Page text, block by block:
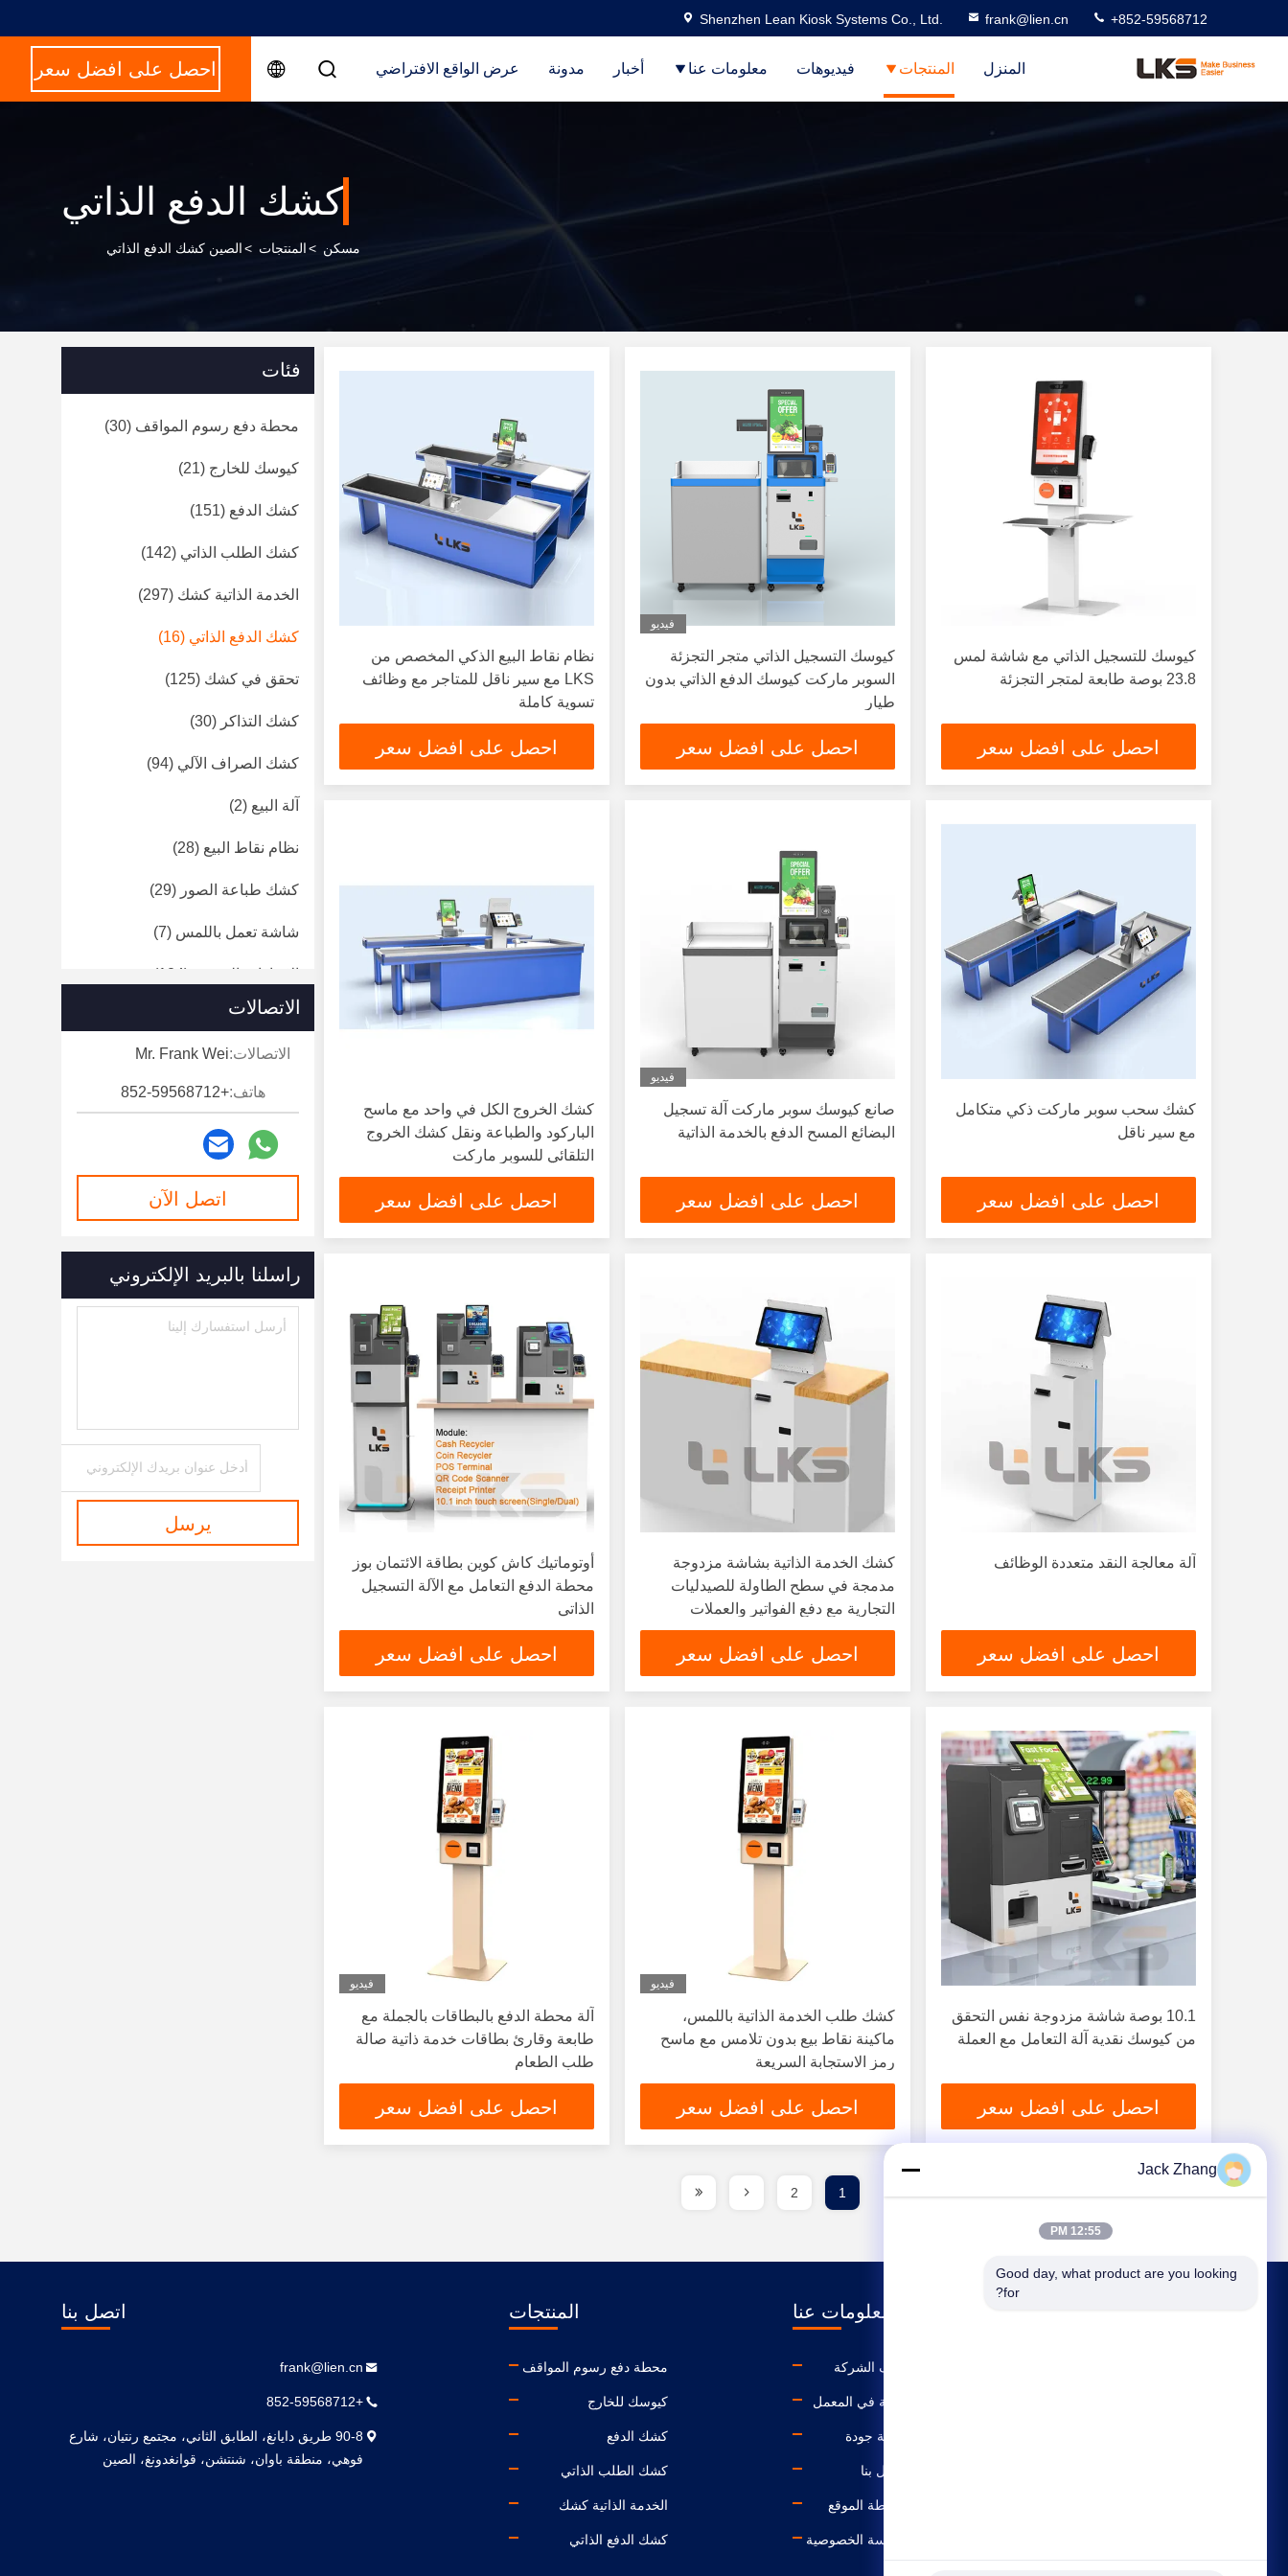
Shenzhen Lean Kiosk Systems Co., Ltd. frank@lien.cn +852-59568712
المنزل المنتجات فيديوهات معلومات عنا أخبار مدونة عرض الواقع الافتراضي احصل على افضل سعر
كشك الدفع الذاتي
مسكن >المنتجات >الصين كشك الدفع الذاتي
كيوسك للتسجيل الذاتي مع شاشة لمس
23.8 بوصة طابعة لمتجر التجزئة
احصل على افضل سعر
فيديو
كيوسك التسجيل الذاتي متجر التجزئة
السوبر ماركت كيوسك الدفع الذاتي بدون
طيار
احصل على افضل سعر
نظام نقاط البيع الذكي المخصص من
LKS مع سير ناقل للمتاجر مع وظائف
تسوية كاملة
احصل على افضل سعر
كشك سحب سوبر ماركت ذكي متكامل
مع سير ناقل
احصل على افضل سعر
فيديو
صانع كيوسك سوبر ماركت آلة تسجيل
البضائع المسح الدفع بالخدمة الذاتية
احصل على افضل سعر
كشك الخروج الكل في واحد مع ماسح
الباركود والطباعة ونقل كشك الخروج
التلقائي للسوبر ماركت
احصل على افضل سعر
آلة معالجة النقد متعددة الوظائف
احصل على افضل سعر
كشك الخدمة الذاتية بشاشة مزدوجة
مدمجة في سطح الطاولة للصيدليات
التجارية مع دفع الفواتير والعملات
المعدنية
احصل على افضل سعر
أوتوماتيك كاش كوين بطاقة الائتمان بوز
محطة الدفع التعامل مع الآلة التسجيل
الذاتي
احصل على افضل سعر
10.1 بوصة شاشة مزدوجة نفس التحقق
من كيوسك نقدية آلة التعامل مع العملة
احصل على افضل سعر
فيديو
كشك طلب الخدمة الذاتية باللمس،
ماكينة نقاط بيع بدون تلامس مع ماسح
رمز الاستجابة السريعة
احصل على افضل سعر
فيديو
آلة محطة الدفع بالبطاقات بالجملة مع
طابعة وقارئ بطاقات خدمة ذاتية صالة
طلب الطعام
احصل على افضل سعر
فئات
محطة دفع رسوم المواقف (30)
كيوسك للخارج (21)
كشك الدفع (151)
كشك الطلب الذاتي (142)
الخدمة الذاتية كشك (297)
كشك الدفع الذاتي (16)
تحقق في كشك (125)
كشك التذاكر (30)
كشك الصراف الآلي (94)
آلة البيع (2)
نظام نقاط البيع (28)
كشك طباعة الصور (29)
شاشة تعمل باللمس (7)
الإشارات الرقمية (124)
سرعة البوابات
الاتصالات
الاتصالات:Mr. Frank Wei
هاتف:+852-59568712
اتصل الآن
راسلنا بالبريد الإلكتروني
يرسل
1
2
معلومات عنا
ملف الشركة
جولة في المعمل
رقابة جودة
اتصل بنا
خريطة الموقع
سياسة الخصوصية
المنتجات
محطة دفع رسوم المواقف
كيوسك للخارج
كشك الدفع
كشك الطلب الذاتي
الخدمة الذاتية كشك
كشك الدفع الذاتي
اتصل بنا
frank@lien.cn
+852-59568712
90-8 طريق دايانغ، الطابق الثاني، مجتمع رنتيان، شارع
فوهي، منطقة باوان، شنتشن، قوانغدونغ، الصين
Jack Zhang
12:55 PM
Good day, what product are you looking
for?